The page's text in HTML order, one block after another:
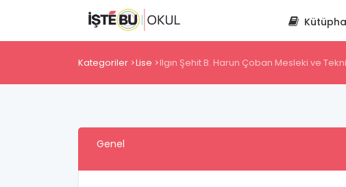
Kategoriler Lise Ilgın Şehit B. Harun Çoban Mesleki ve
Genel